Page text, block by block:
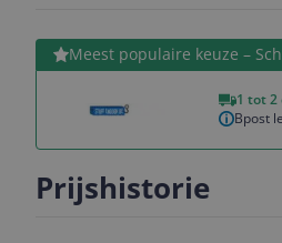
Meest populaire keuze –
1 tot 2
Bpost
Bekijk product
Prijshistorie